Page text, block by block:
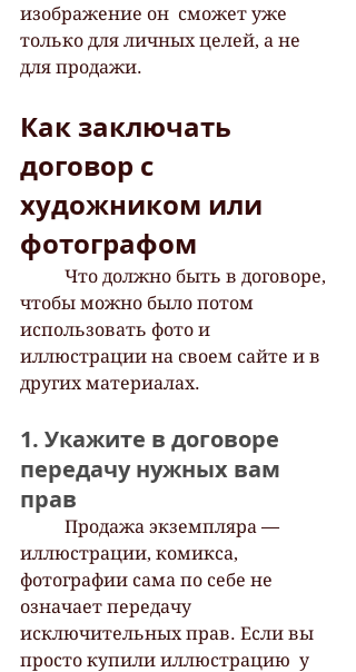
изображение он  сможет уже
только для личных целей, а не
для продажи.
Как заключать
договор с
художником или
фотографом
чтобы можно было потом
использовать фото и
иллюстрации на своем сайте и в
1. Укажите в договоре
передачу нужных вам
прав
иллюстрации, комикса,
фотографии сама по себе не
означает передачу
исключительных прав. Если вы
просто купили иллюстрацию  у